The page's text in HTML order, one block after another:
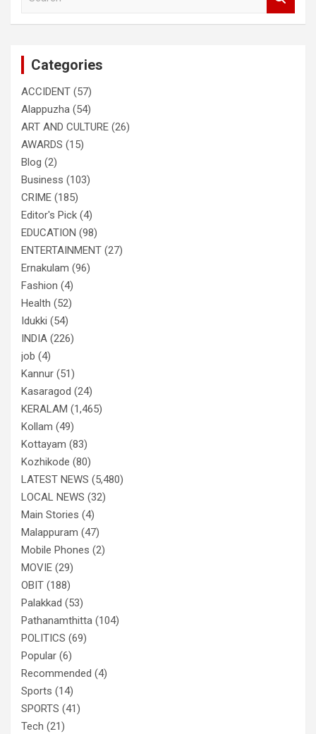
Categories
ACCIDENT (57)
Alappuzha (54)
ART AND CULTURE (26)
AWARDS (15)
Blog (2)
Business (103)
CRIME (185)
Editor's Pick (4)
EDUCATION (98)
ENTERTAINMENT (27)
Ernakulam (96)
Fashion (4)
Health (52)
Idukki (54)
INDIA (226)
job (4)
Kannur (51)
Kasaragod (24)
KERALAM (1,465)
Kollam (49)
Kottayam (83)
Kozhikode (80)
LATEST NEWS (5,480)
LOCAL NEWS (32)
Main Stories (4)
Malappuram (47)
Mobile Phones (2)
MOVIE (29)
OBIT (188)
Palakkad (53)
Pathanamthitta (104)
POLITICS (69)
Popular (6)
Recommended (4)
Sports (14)
SPORTS (41)
Tech (21)